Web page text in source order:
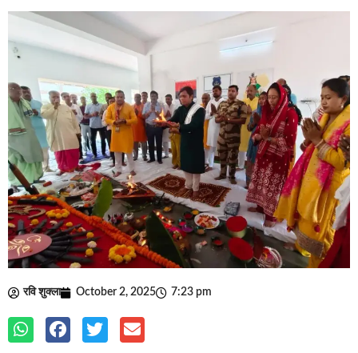
रवि शुक्ला October 2, 2025 7:23 pm